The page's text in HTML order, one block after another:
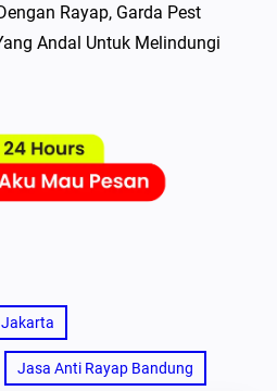
Rayap, Garda Pest
Andal Untuk Melindungi
Jasa Anti Rayap Bandung